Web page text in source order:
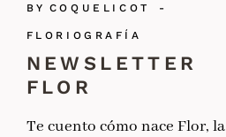
BY COQUELICOT
FLORIOGRAFÍA
NEWSLETTER
FLOR
Te cuento cómo nace Flor, la